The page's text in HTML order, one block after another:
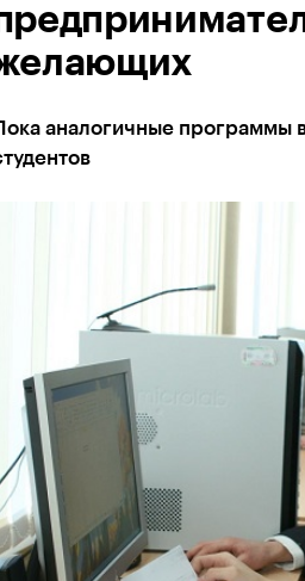
аналогичные программы